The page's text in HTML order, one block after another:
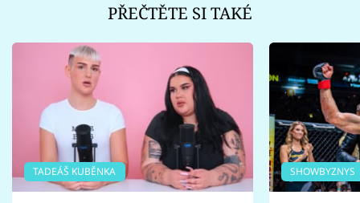
PŘEČTĚTE SI TAKÉ
TADEÁŠ KUBĚNKA SHOWBYZNYS